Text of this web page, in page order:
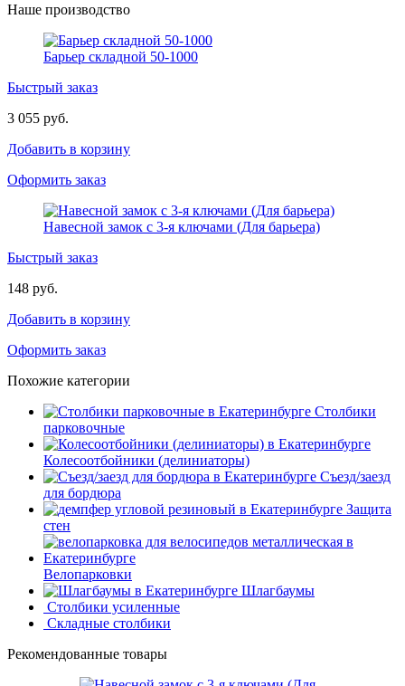
Наше производство
Барьер складной 50-1000
Быстрый заказ
3 055 руб.
Добавить в корзину
Оформить заказ
Навесной замок с 3-я ключами (Для барьера)
Быстрый заказ
148 руб.
Добавить в корзину
Оформить заказ
Похожие категории
Столбики
парковочные
Колесоотбойники (делиниаторы)
Съезд/заезд
для бордюра
Защита
стен
Велопарковки
Шлагбаумы
Столбики усиленные
Складные столбики
Рекомендованные товары